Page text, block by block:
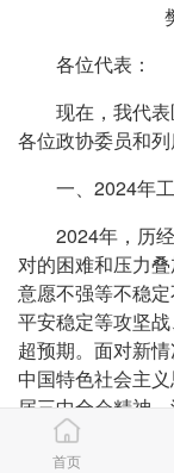
各位代表：
现在，我代
各位政协委员和列
一、2024年
2024年，历
对的困难和压力
意愿不强等不稳
平安稳定等攻坚
超预期。面对新
中国特色社会主
届三中全会精神
要求，积极克服
经济增长、一手
首页